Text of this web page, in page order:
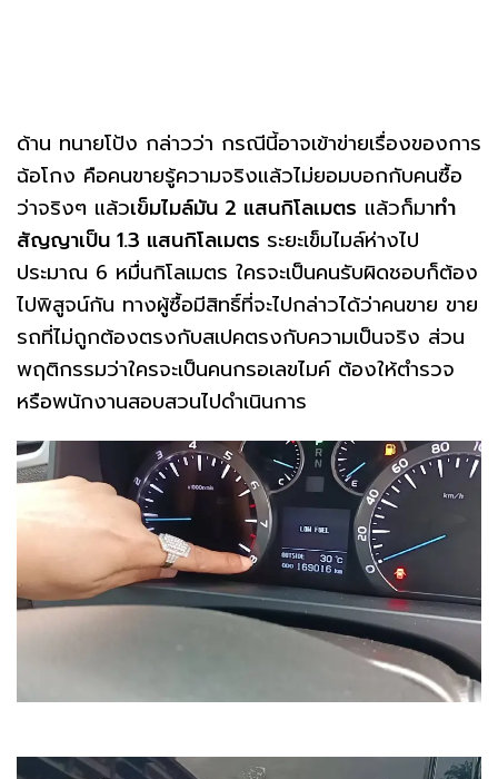
ด้าน ทนายโป้ง กล่าวว่า กรณีนี้อาจเข้าข่ายเรื่องของการ
ฉ้อโกง คือคนขายรู้ความจริงแล้วไม่ยอมบอกกับคนซื้อ
ว่าจริงๆ แล้วเข็มไมล์มัน 2 แสนกิโลเมตร แล้วก็มาทำ
สัญญาเป็น 1.3 แสนกิโลเมตร ระยะเข็มไมล์ห่างไป
ประมาณ 6 หมื่นกิโลเมตร ใครจะเป็นคนรับผิดชอบก็ต้อง
ไปพิสูจน์กัน ทางผู้ซื้อมีสิทธิ์ที่จะไปกล่าวได้ว่าคนขาย ขาย
รถที่ไม่ถูกต้องตรงกับสเปคตรงกับความเป็นจริง ส่วน
พฤติกรรมว่าใครจะเป็นคนกรอเลขไมค์ ต้องให้ตำรวจ
หรือพนักงานสอบสวนไปดำเนินการ